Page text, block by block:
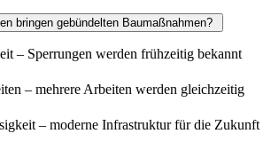
bringen gebündelten Baumaßnahmen?
– Sperrungen werden frühzeitig bekannt
– mehrere Arbeiten werden gleichzeitig
– moderne Infrastruktur für die Zukunft